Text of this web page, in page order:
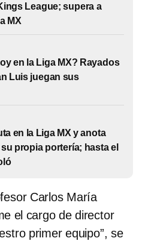
League; supera a
MX
en la Liga MX? Rayados
Luis juegan sus
en la Liga MX y anota
propia portería; hasta el
Carlos María
el cargo de director
primer equipo”, se